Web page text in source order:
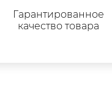
Гарантированное
качество товара